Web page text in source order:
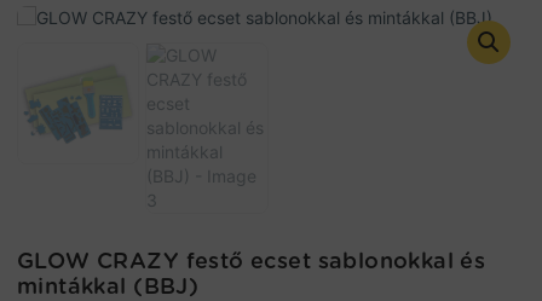
GLOW CRAZY festő ecset sablonokkal és
mintákkal (BBJ)